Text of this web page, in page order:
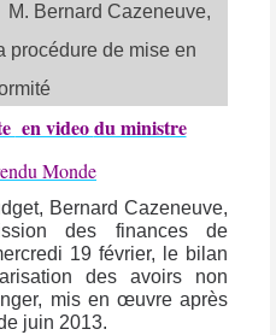
M. Bernard Cazeneuve,
procédure de mise en
en videodu ministre
Monde
Bernard Cazeneuve,
des finances de
19 février, le bilan
des avoirs non
mis en œuvre après
juin 2013.